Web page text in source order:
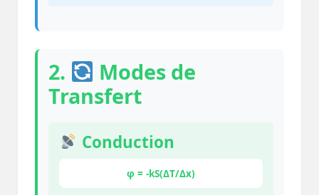
2.
Modes de
Transfert
Conduction
φ = -kS(ΔT/Δx)